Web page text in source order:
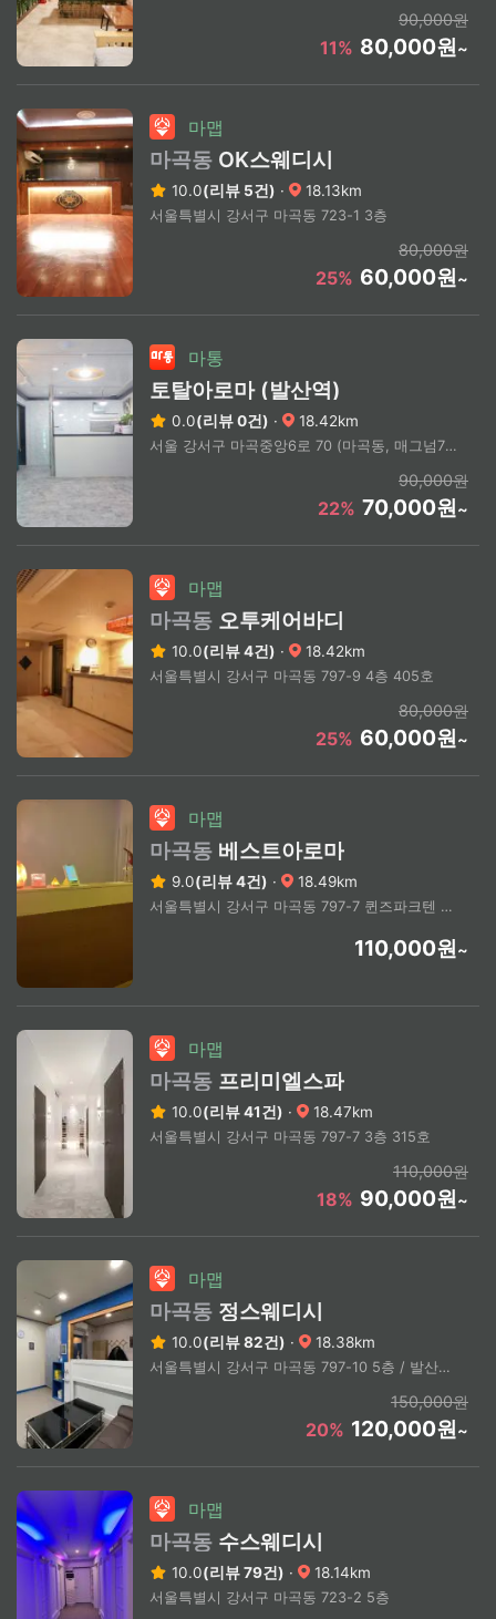
90,000원
11% 80,000원~
마맵
마곡동 OK스웨디시
10.0(리뷰 5건) · 18.13km
서울특별시 강서구 마곡동 723-1 3층
80,000원
25% 60,000원~
마통
토탈아로마 (발산역)
0.0(리뷰 0건) · 18.42km
서울 강서구 마곡중앙6로 70 (마곡동, 매그넘797)
90,000원
22% 70,000원~
마맵
마곡동 오투케어바디
10.0(리뷰 4건) · 18.42km
서울특별시 강서구 마곡동 797-9 4층 405호
80,000원
25% 60,000원~
마맵
마곡동 베스트아로마
9.0(리뷰 4건) · 18.49km
서울특별시 강서구 마곡동 797-7 퀸즈파크텐 A동 501호
110,000원~
마맵
마곡동 프리미엘스파
10.0(리뷰 41건) · 18.47km
서울특별시 강서구 마곡동 797-7 3층 315호
110,000원
18% 90,000원~
마맵
마곡동 정스웨디시
10.0(리뷰 82건) · 18.38km
서울특별시 강서구 마곡동 797-10 5층 / 발산역 9번출구 도보3분
150,000원
20% 120,000원~
마맵
마곡동 수스웨디시
10.0(리뷰 79건) · 18.14km
서울특별시 강서구 마곡동 723-2 5층